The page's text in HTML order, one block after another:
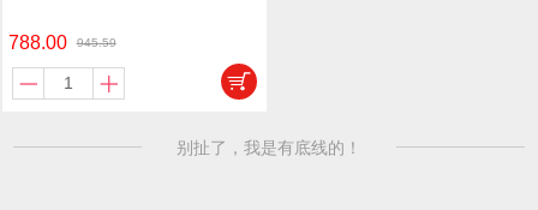
788.00 945.59
别扯了，我是有底线的！